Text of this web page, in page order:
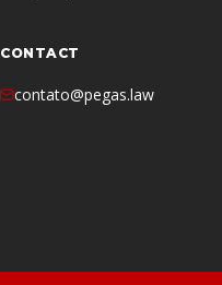
CONTACT
contato@pegas.law